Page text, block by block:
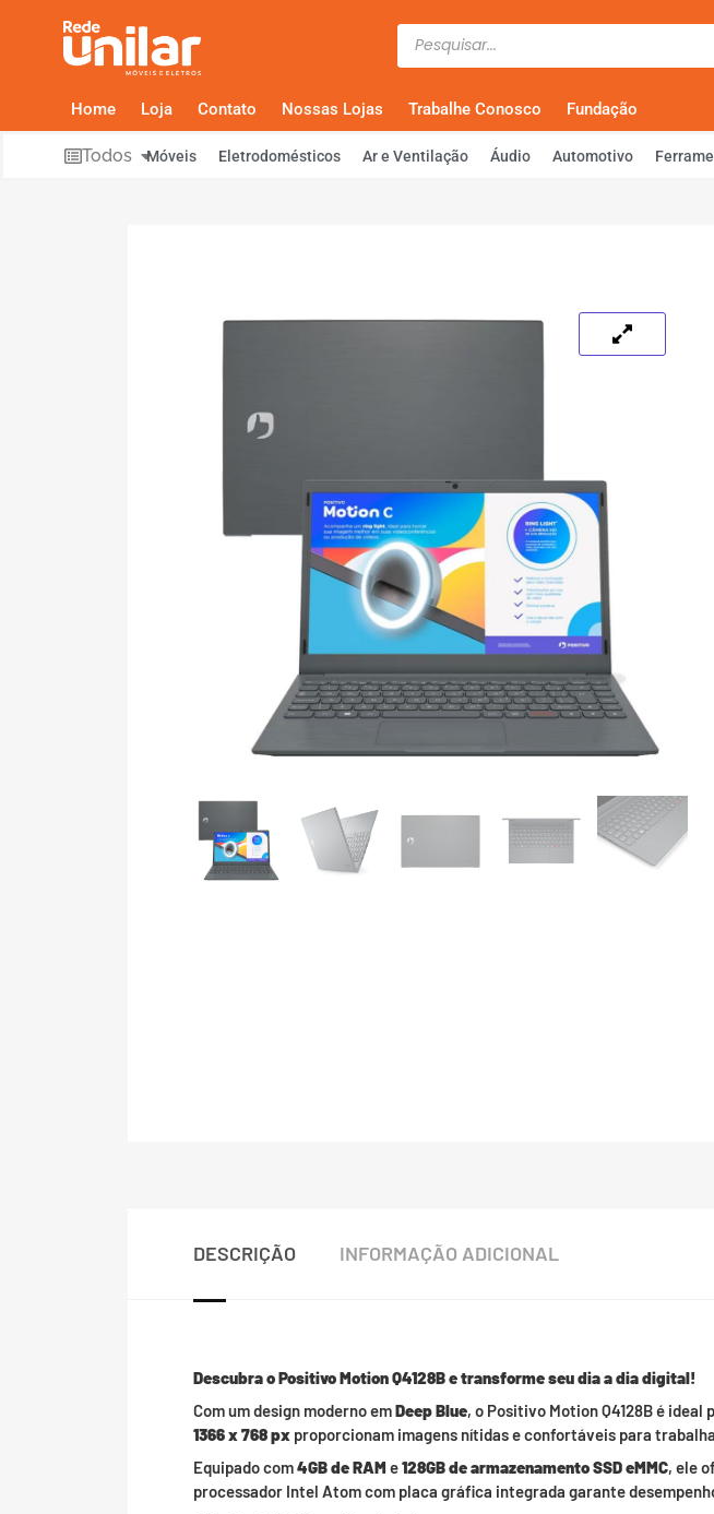
Home Loja Contato Nossas Lojas Trabalhe Conosco Fundação
Todos Móveis Eletrodomésticos Ar e Ventilação Áudio Automotivo
DESCRIÇÃO INFORMAÇÃO ADICIONAL
Descubra o Positivo Motion Q4128B e transforme seu dia a dia digital!
Com um design moderno emDeep Blue, o Positivo Motion Q4128B é ideal
1366 x 768 px proporcionam imagens nítidas e confortáveis para
Equipado com4GB de RAMe128GB de armazenamento SSD eMMC, ele
processador Intel Atom com placa gráfica integrada garante